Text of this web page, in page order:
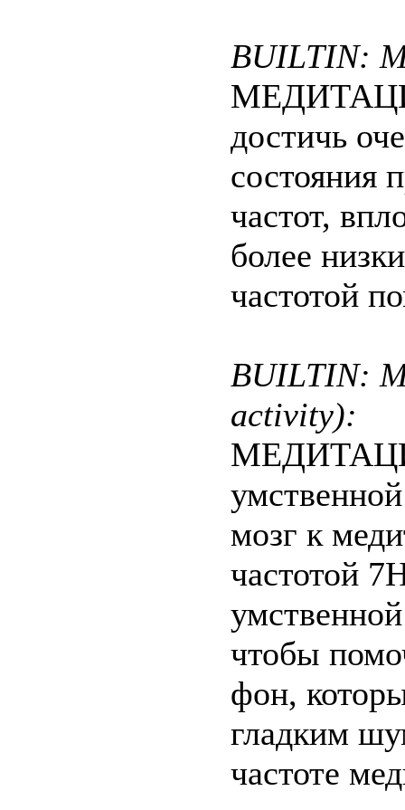
BUILTIN:
достичь
состояния
частот,
более
частотой
BUILTIN:
activity):
мозг к
частотой
чтобы
фон,
гладким
частоте